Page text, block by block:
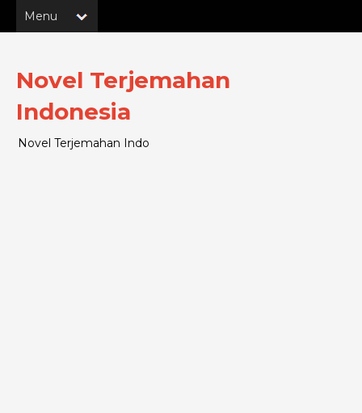
Novel Terjemahan
Indonesia
Novel Terjemahan Indo